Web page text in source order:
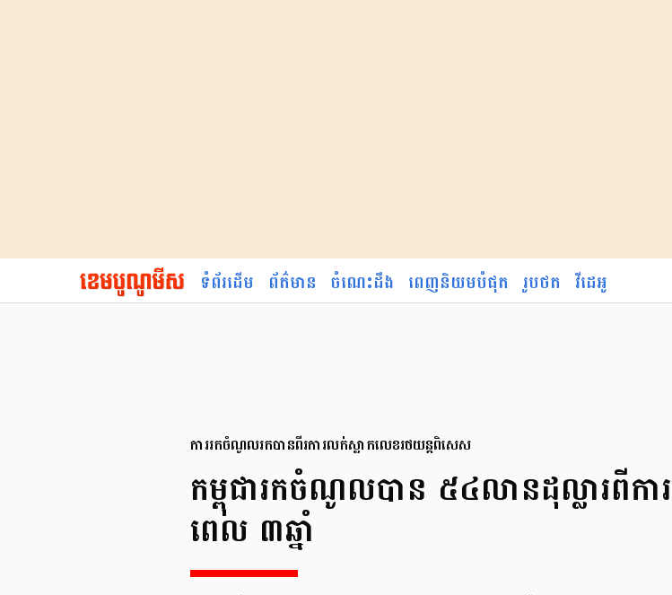
ទំព័រដើម ព័ត៌មាន ចំណេះដឹង ពេញនិយមបំផុត រូបថត វីដេអូ
ការរកចំណូលរកបានពីរការលក់ស្លាកលេខរថយន្ដពិសេស
កម្ពុជារកចំណូលបាន ៥៤លានដុល្លារពីកា
ពេល ៣ឆ្នាំ